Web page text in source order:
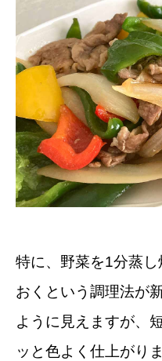
特に、野菜を1分蒸
おくという調理法が
ように見えますが、
ッと色よく仕上がり